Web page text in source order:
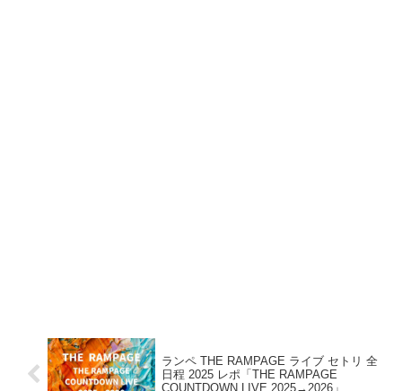
ランペ THE RAMPAGE ライブ セトリ 全
日程 2025 レポ「THE RAMPAGE
COUNTDOWN LIVE 2025→2026」